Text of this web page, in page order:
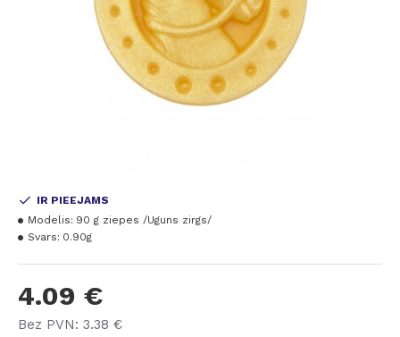
4.09 €
Bez PVN: 3.38 €
IR PIEEJAMS
Modelis: 90 g ziepes /Uguns zirgs/
Svars: 0.90g